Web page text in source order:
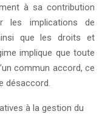
à sa contribution
les implications de
que les droits et
implique que toute
commun accord, ce
désaccord.
à la gestion du